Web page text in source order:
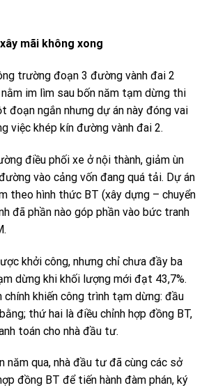
mãi không xong
trường đoạn 3 đường vành đai 2
nằm im lìm sau bốn năm tạm dừng thi
đoạn ngắn nhưng dự án này đóng vai
việc khép kín đường vành đai 2.
điều phối xe ở nội thành, giảm ùn
vào cảng vốn đang quá tải. Dự án
theo hình thức BT (xây dựng – chuyển
đã phần nào góp phần vào bức tranh
khởi công, nhưng chỉ chưa đầy ba
dừng khi khối lượng mới đạt 43,7%.
chính khiến công trình tạm dừng: đầu
thứ hai là điều chỉnh hợp đồng BT,
toán cho nhà đầu tư.
năm qua, nhà đầu tư đã cùng các sở
đồng BT để tiến hành đàm phán, ký